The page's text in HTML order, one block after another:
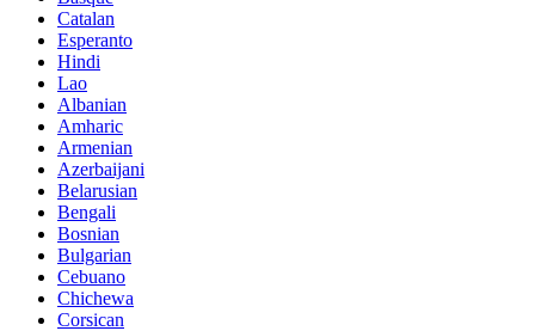
Catalan
Esperanto
Hindi
Lao
Albanian
Amharic
Armenian
Azerbaijani
Belarusian
Bengali
Bosnian
Bulgarian
Cebuano
Chichewa
Corsican